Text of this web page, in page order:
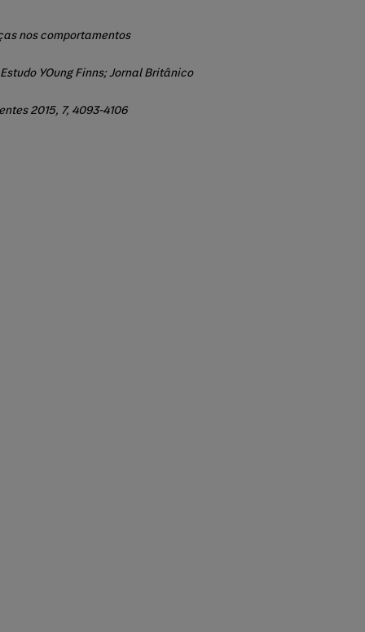
nos comportamentos
YOung Finns; Jornal Britânico
2015, 7, 4093-4106